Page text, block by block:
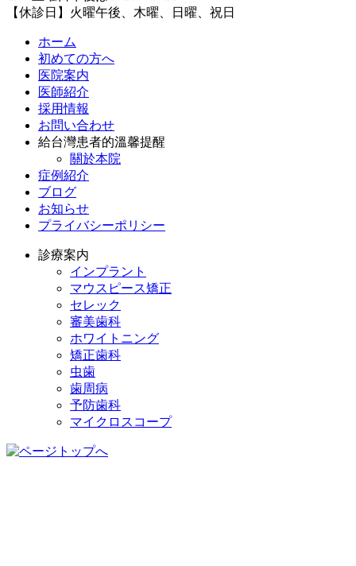
【休診日】火曜午後、木曜、日曜、祝日
ホーム
初めての方へ
医院案内
医師紹介
採用情報
お問い合わせ
給台灣患者的溫馨提醒
關於本院
症例紹介
ブログ
お知らせ
プライバシーポリシー
診療案内
インプラント
マウスピース矯正
セレック
審美歯科
ホワイトニング
矯正歯科
虫歯
歯周病
予防歯科
マイクロスコープ